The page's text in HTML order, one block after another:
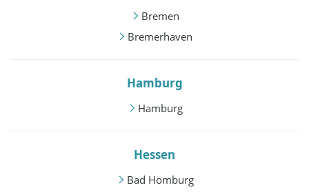
Bremen
Bremerhaven
Hamburg
Hamburg
Hessen
Bad Homburg